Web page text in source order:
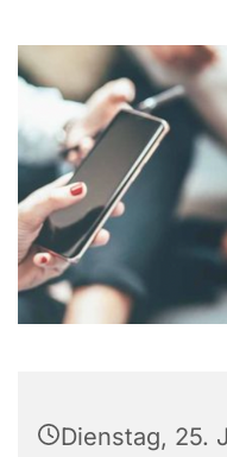
Dienstag, 25.